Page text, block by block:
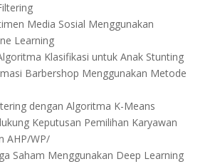
Media Sosial Menggunakan
Learning
Klasifikasi untuk Anak Stunting
Barbershop Menggunakan Metode
dengan Algoritma K-Means
Keputusan Pemilihan Karyawan
AHP/WP/
Saham Menggunakan Deep Learning